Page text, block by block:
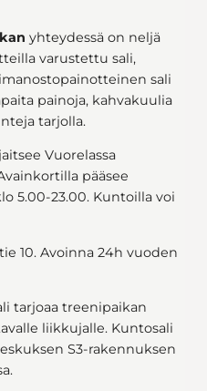
yhteydessä on neljä
varustettu sali,
sali
painoja, kahvakuulia
tarjolla.
Vuorelassa
pääsee
5.00-23.00. Kuntoilla voi
10. Avoinna 24h vuoden
tarjoaa treenipaikan
liikkujalle. Kuntosali
S3-rakennuksen